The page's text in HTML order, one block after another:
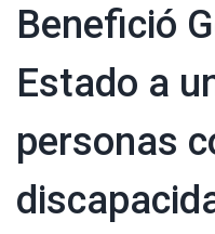
Benefició
Estado a
personas